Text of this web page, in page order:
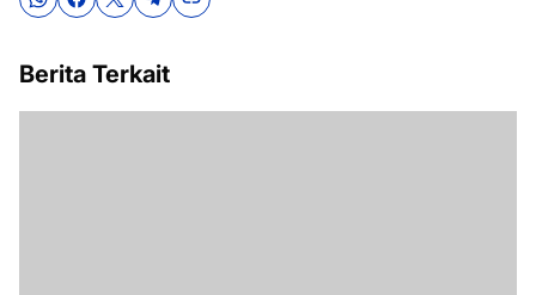
Berita Terkait